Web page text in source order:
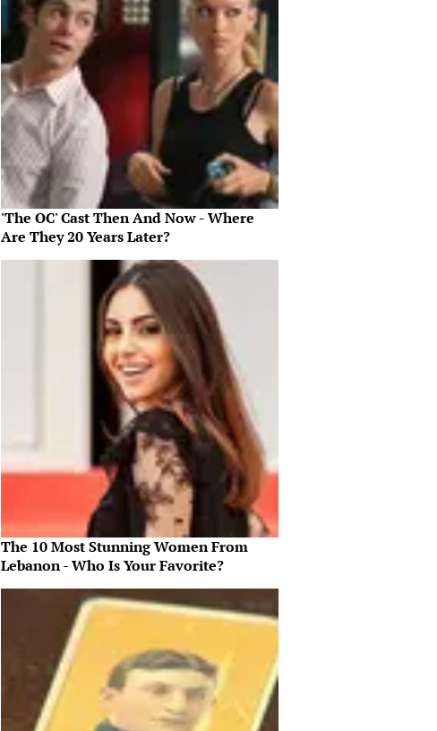
'The OC' Cast Then And Now - Where
Are They 20 Years Later?
The 10 Most Stunning Women From
Lebanon - Who Is Your Favorite?